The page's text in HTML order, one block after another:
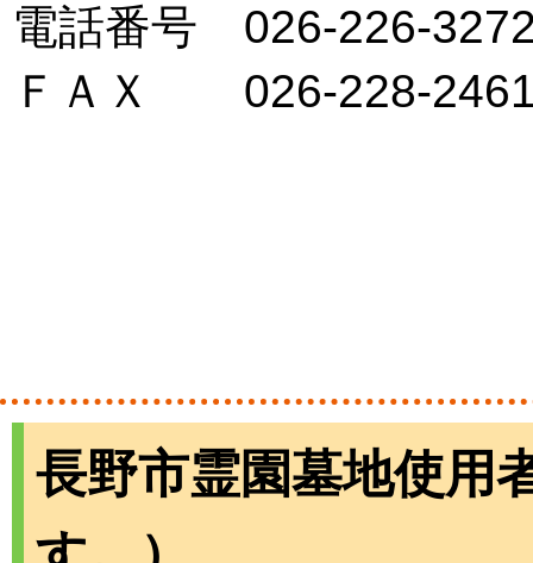
電話番号 026-226-
ＦＡＸ 026-228-
長野市霊園墓地使用